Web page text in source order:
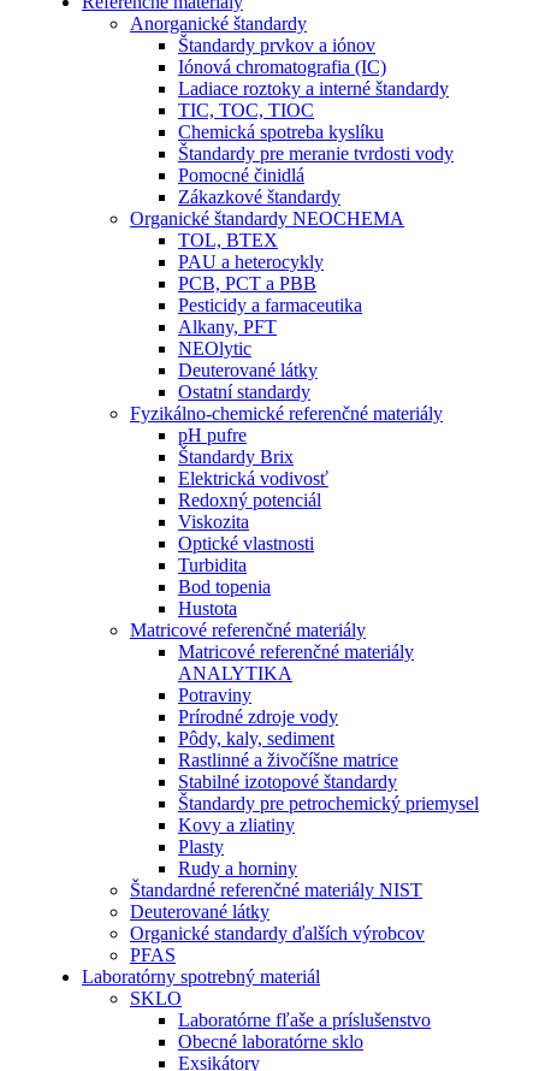
Anorganické štandardy
Štandardy prvkov a iónov
Iónová chromatografia (IC)
Ladiace roztoky a interné štandardy
TIC, TOC, TIOC
Chemická spotreba kyslíku
Štandardy pre meranie tvrdosti vody
Pomocné činidlá
Zákazkové štandardy
Organické štandardy NEOCHEMA
TOL, BTEX
PAU a heterocykly
PCB, PCT a PBB
Pesticidy a farmaceutika
Alkany, PFT
NEOlytic
Deuterované látky
Ostatní standardy
Fyzikálno-chemické referenčné materiály
pH pufre
Štandardy Brix
Elektrická vodivosť
Redoxný potenciál
Viskozita
Optické vlastnosti
Turbidita
Bod topenia
Hustota
Matricové referenčné materiály
Matricové referenčné materiály
ANALYTIKA
Potraviny
Prírodné zdroje vody
Pôdy, kaly, sediment
Rastlinné a živočíšne matrice
Stabilné izotopové štandardy
Štandardy pre petrochemický priemysel
Kovy a zliatiny
Plasty
Rudy a horniny
Štandardné referenčné materiály NIST
Deuterované látky
Organické standardy ďalších výrobcov
PFAS
Laboratórny spotrebný materiál
SKLO
Laboratórne fľaše a príslušenstvo
Obecné laboratórne sklo
Exsikátory